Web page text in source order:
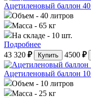
Ацетиленовый баллон
Объем - 40 литров
Масса - 65 кг
На складе - 10 шт.
Подробнее
43 320 ₽ Купить 4500 ₽
Ацетиленовый баллон
Объем - 10 литров
Масса - 25 кг